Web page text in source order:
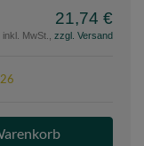
21,74 €
inkl. MwSt., zzgl. Versand